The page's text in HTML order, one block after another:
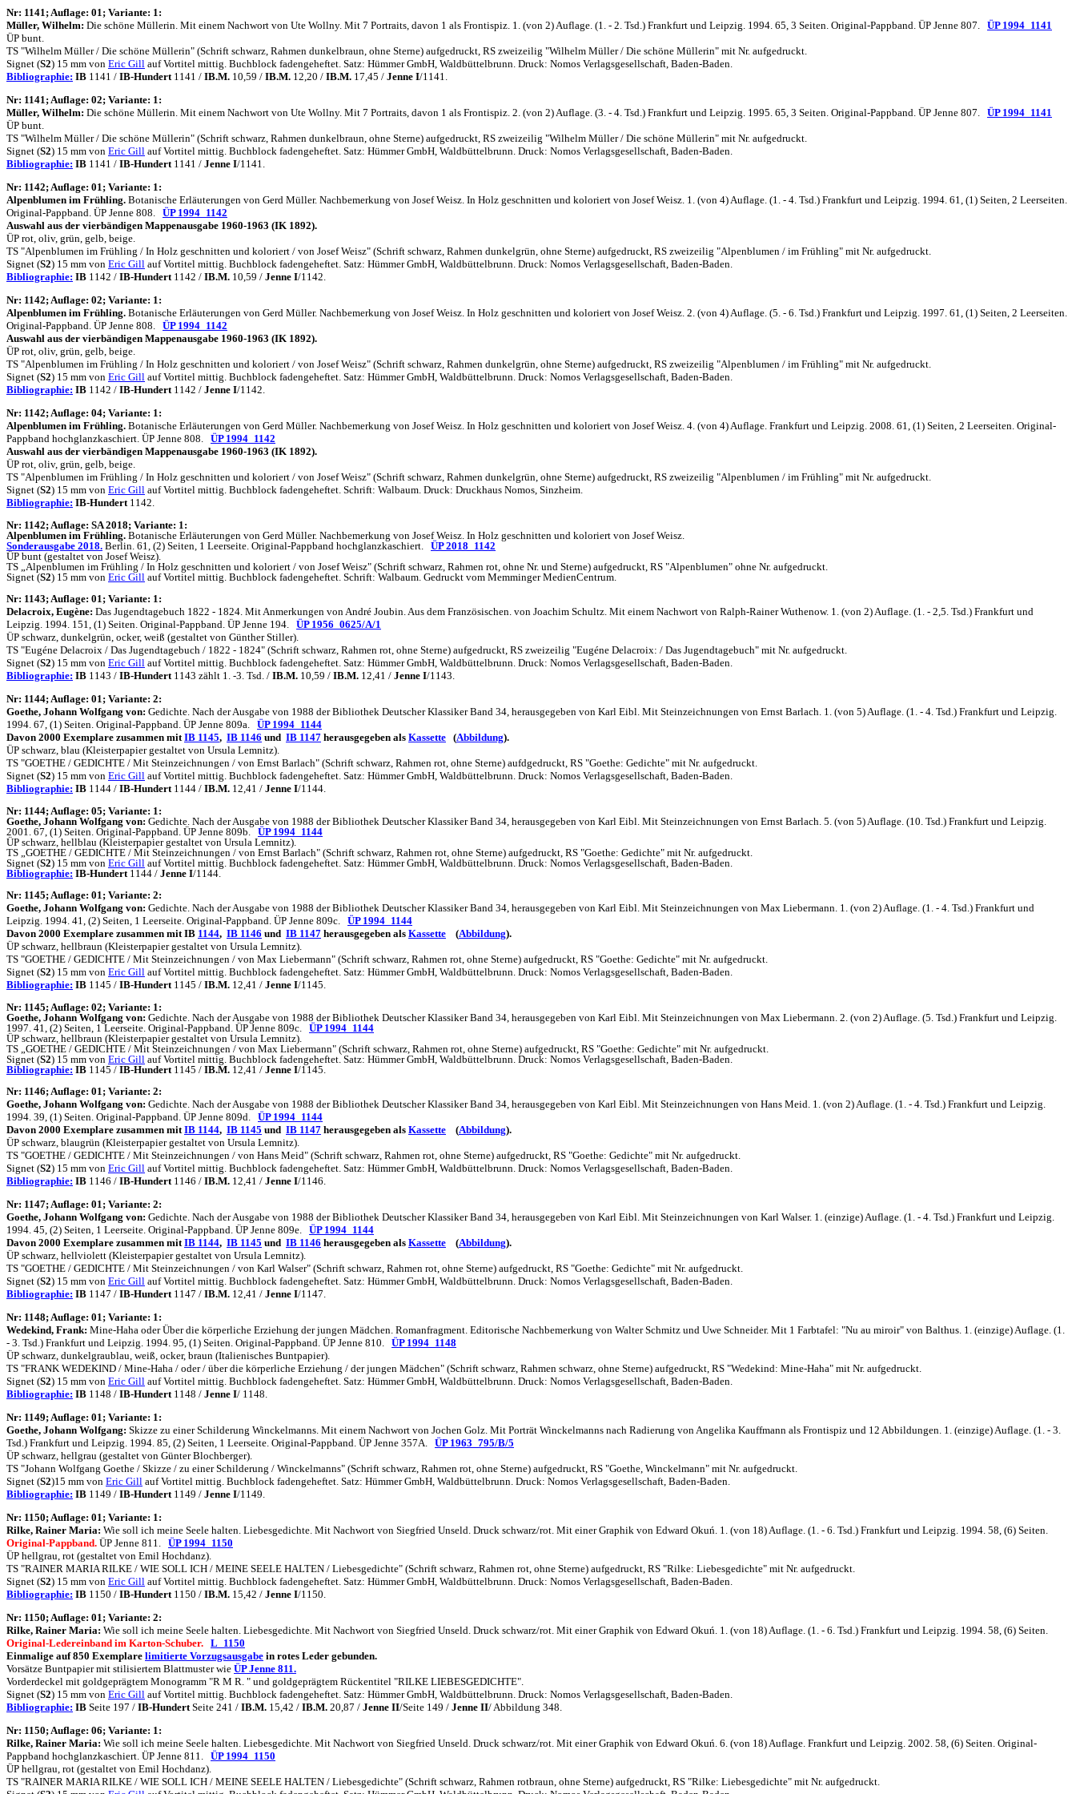
Nr: 1141; Auflage: 01; Variante: 1:
Müller, Wilhelm: Die schöne Müllerin. Mit einem Nachwort von Ute Wollny. Mit 7 Portraits, davon 1 als Frontispiz. 1. (von 2) Auflage. (1. - 2. Tsd.) Frankfurt und Leipzig. 1994. 65, 3 Seiten. Original-Pappband. ÜP Jenne 807. ÜP 1994_1141
ÜP bunt.
TS "Wilhelm Müller / Die schöne Müllerin" (Schrift schwarz, Rahmen dunkelbraun, ohne Sterne) aufgedruckt, RS zweizeilig "Wilhelm Müller / Die schöne Müllerin" mit Nr. aufgedruckt.
Signet (S2) 15 mm von Eric Gill auf Vortitel mittig. Buchblock fadengeheftet. Satz: Hümmer GmbH, Waldbüttelbrunn. Druck: Nomos Verlagsgesellschaft, Baden-Baden.
Bibliographie: IB 1141 / IB-Hundert1141 / IB.M. 10,59 / IB.M. 12,20 / IB.M. 17,45 / Jenne I/1141.
Nr: 1141; Auflage: 02; Variante: 1:
Müller, Wilhelm: Die schöne Müllerin. Mit einem Nachwort von Ute Wollny. Mit 7 Portraits, davon 1 als Frontispiz. 2. (von 2) Auflage. (3. - 4. Tsd.) Frankfurt und Leipzig. 1995. 65, 3 Seiten. Original-Pappband. ÜP Jenne 807. ÜP 1994_1141
ÜP bunt.
TS "Wilhelm Müller / Die schöne Müllerin" (Schrift schwarz, Rahmen dunkelbraun, ohne Sterne) aufgedruckt, RS zweizeilig "Wilhelm Müller / Die schöne Müllerin" mit Nr. aufgedruckt.
Signet (S2) 15 mm von Eric Gill auf Vortitel mittig. Buchblock fadengeheftet. Satz: Hümmer GmbH, Waldbüttelbrunn. Druck: Nomos Verlagsgesellschaft, Baden-Baden.
Bibliographie: IB 1141 / IB-Hundert1141 / Jenne I/1141.
Nr: 1142; Auflage: 01; Variante: 1:
Alpenblumen im Frühling. Botanische Erläuterungen von Gerd Müller. Nachbemerkung von Josef Weisz. In Holz geschnitten und koloriert von Josef Weisz. 1. (von 4) Auflage. (1. - 4. Tsd.) Frankfurt und Leipzig. 1994. 61, (1) Seiten, 2 Leerseiten.
Original-Pappband. ÜP Jenne 808. ÜP 1994_1142
Auswahl aus der vierbändigen Mappenausgabe 1960-1963 (IK 1892).
ÜP rot, oliv, grün, gelb, beige.
TS "Alpenblumen im Frühling / In Holz geschnitten und koloriert / von Josef Weisz" (Schrift schwarz, Rahmen dunkelgrün, ohne Sterne) aufgedruckt, RS zweizeilig "Alpenblumen / im Frühling" mit Nr. aufgedruckt.
Signet (S2) 15 mm von Eric Gill auf Vortitel mittig. Buchblock fadengeheftet. Satz: Hümmer GmbH, Waldbüttelbrunn. Druck: Nomos Verlagsgesellschaft, Baden-Baden.
Bibliographie: IB 1142 / IB-Hundert1142 / IB.M. 10,59 / Jenne I/1142.
Nr: 1142; Auflage: 02; Variante: 1:
Alpenblumen im Frühling. Botanische Erläuterungen von Gerd Müller. Nachbemerkung von Josef Weisz. In Holz geschnitten und koloriert von Josef Weisz. 2. (von 4) Auflage. (5. - 6. Tsd.) Frankfurt und Leipzig. 1997. 61, (1) Seiten, 2 Leerseiten.
Original-Pappband. ÜP Jenne 808. ÜP 1994_1142
Auswahl aus der vierbändigen Mappenausgabe 1960-1963 (IK 1892).
ÜP rot, oliv, grün, gelb, beige.
TS "Alpenblumen im Frühling / In Holz geschnitten und koloriert / von Josef Weisz" (Schrift schwarz, Rahmen dunkelgrün, ohne Sterne) aufgedruckt, RS zweizeilig "Alpenblumen / im Frühling" mit Nr. aufgedruckt.
Signet (S2) 15 mm von Eric Gill auf Vortitel mittig. Buchblock fadengeheftet. Satz: Hümmer GmbH, Waldbüttelbrunn. Druck: Nomos Verlagsgesellschaft, Baden-Baden.
Bibliographie: IB 1142 / IB-Hundert1142 / Jenne I/1142.
Nr: 1142; Auflage: 04; Variante: 1:
Alpenblumen im Frühling. Botanische Erläuterungen von Gerd Müller. Nachbemerkung von Josef Weisz. In Holz geschnitten und koloriert von Josef Weisz. 4. (von 4) Auflage. Frankfurt und Leipzig. 2008. 61, (1) Seiten, 2 Leerseiten. Original-
Pappband hochglanzkaschiert. ÜP Jenne 808. ÜP 1994_1142
Auswahl aus der vierbändigen Mappenausgabe 1960-1963 (IK 1892).
ÜP rot, oliv, grün, gelb, beige.
TS "Alpenblumen im Frühling / In Holz geschnitten und koloriert / von Josef Weisz" (Schrift schwarz, Rahmen dunkelgrün, ohne Sterne) aufgedruckt, RS zweizeilig "Alpenblumen / im Frühling" mit Nr. aufgedruckt.
Signet (S2) 15 mm von Eric Gill auf Vortitel mittig. Buchblock fadengeheftet. Schrift: Walbaum. Druck: Druckhaus Nomos, Sinzheim.
Bibliographie: IB-Hundert1142.
Nr: 1142; Auflage: SA 2018; Variante: 1:
Alpenblumen im Frühling. Botanische Erläuterungen von Gerd Müller. Nachbemerkung von Josef Weisz. In Holz geschnitten und koloriert von Josef Weisz.
Sonderausgabe 2018. Berlin. 61, (2) Seiten, 1 Leerseite. Original-Pappband hochglanzkaschiert. ÜP 2018_1142
ÜP bunt (gestaltet von Josef Weisz).
TS „Alpenblumen im Frühling / In Holz geschnitten und koloriert / von Josef Weisz" (Schrift schwarz, Rahmen rot, ohne Nr. und Sterne) aufgedruckt, RS "Alpenblumen" ohne Nr. aufgedruckt.
Signet (S2) 15 mm von Eric Gill auf Vortitel mittig. Buchblock fadengeheftet. Schrift: Walbaum. Gedruckt vom Memminger MedienCentrum.
Nr: 1143; Auflage: 01; Variante: 1:
Delacroix, Eugène: Das Jugendtagebuch 1822 - 1824. Mit Anmerkungen von André Joubin. Aus dem Französischen. von Joachim Schultz. Mit einem Nachwort von Ralph-Rainer Wuthenow. 1. (von 2) Auflage. (1. - 2,5. Tsd.) Frankfurt und
Leipzig. 1994. 151, (1) Seiten. Original-Pappband. ÜP Jenne 194. ÜP 1956_0625/A/1
ÜP schwarz, dunkelgrün, ocker, weiß (gestaltet von Günther Stiller).
TS "Eugéne Delacroix / Das Jugendtagebuch / 1822 - 1824" (Schrift schwarz, Rahmen rot, ohne Sterne) aufgedruckt, RS zweizeilig "Eugéne Delacroix: / Das Jugendtagebuch" mit Nr. aufgedruckt.
Signet (S2) 15 mm von Eric Gill auf Vortitel mittig. Buchblock fadengeheftet. Satz: Hümmer GmbH, Waldbüttelbrunn. Druck: Nomos Verlagsgesellschaft, Baden-Baden.
Bibliographie: IB 1143 / IB-Hundert1143 zählt 1. -3. Tsd. / IB.M. 10,59 / IB.M. 12,41 / Jenne I/1143.
Nr: 1144; Auflage: 01; Variante: 2:
Goethe, Johann Wolfgang von: Gedichte. Nach der Ausgabe von 1988 der Bibliothek Deutscher Klassiker Band 34, herausgegeben von Karl Eibl. Mit Steinzeichnungen von Ernst Barlach. 1. (von 5) Auflage. (1. - 4. Tsd.) Frankfurt und Leipzig.
1994. 67, (1) Seiten. Original-Pappband. ÜP Jenne 809a. ÜP 1994_1144
Davon 2000 Exemplare zusammen mitIB 1145, IB 1146 und IB 1147 herausgegeben als Kassette (Abbildung).
ÜP schwarz, blau (Kleisterpapier gestaltet von Ursula Lemnitz).
TS "GOETHE / GEDICHTE / Mit Steinzeichnungen / von Ernst Barlach" (Schrift schwarz, Rahmen rot, ohne Sterne) aufdgedruckt, RS "Goethe: Gedichte" mit Nr. aufgedruckt.
Signet (S2) 15 mm von Eric Gill auf Vortitel mittig. Buchblock fadengeheftet. Satz: Hümmer GmbH, Waldbüttelbrunn. Druck: Nomos Verlagsgesellschaft, Baden-Baden.
Bibliographie: IB 1144 / IB-Hundert1144 / IB.M. 12,41 / Jenne I/1144.
Nr: 1144; Auflage: 05; Variante: 1:
Goethe, Johann Wolfgang von: Gedichte. Nach der Ausgabe von 1988 der Bibliothek Deutscher Klassiker Band 34, herausgegeben von Karl Eibl. Mit Steinzeichnungen von Ernst Barlach. 5. (von 5) Auflage. (10. Tsd.) Frankfurt und Leipzig.
2001. 67, (1) Seiten. Original-Pappband. ÜP Jenne 809b. ÜP 1994_1144
ÜP schwarz, hellblau (Kleisterpapier gestaltet von Ursula Lemnitz).
TS „GOETHE / GEDICHTE / Mit Steinzeichnungen / von Ernst Barlach" (Schrift schwarz, Rahmen rot, ohne Sterne) aufgedruckt, RS "Goethe: Gedichte" mit Nr. aufgedruckt.
Signet (S2) 15 mm von Eric Gill auf Vortitel mittig. Buchblock fadengeheftet. Satz: Hümmer GmbH, Waldbüttelbrunn. Druck: Nomos Verlagsgesellschaft, Baden-Baden.
Bibliographie: IB-Hundert1144 / Jenne I/1144.
Nr: 1145; Auflage: 01; Variante: 2:
Goethe, Johann Wolfgang von: Gedichte. Nach der Ausgabe von 1988 der Bibliothek Deutscher Klassiker Band 34, herausgegeben von Karl Eibl. Mit Steinzeichnungen von Max Liebermann. 1. (von 2) Auflage. (1. - 4. Tsd.) Frankfurt und
Leipzig. 1994. 41, (2) Seiten, 1 Leerseite. Original-Pappband. ÜP Jenne 809c. ÜP 1994_1144
Davon 2000 Exemplare zusammen mit IB 1144, IB 1146 und IB 1147 herausgegeben als Kassette (Abbildung).
ÜP schwarz, hellbraun (Kleisterpapier gestaltet von Ursula Lemnitz).
TS "GOETHE / GEDICHTE / Mit Steinzeichnungen / von Max Liebermann" (Schrift schwarz, Rahmen rot, ohne Sterne) aufgedruckt, RS "Goethe: Gedichte" mit Nr. aufgedruckt.
Signet (S2) 15 mm von Eric Gill auf Vortitel mittig. Buchblock fadengeheftet. Satz: Hümmer GmbH, Waldbüttelbrunn. Druck: Nomos Verlagsgesellschaft, Baden-Baden.
Bibliographie: IB 1145 / IB-Hundert1145 / IB.M. 12,41 / Jenne I/1145.
Nr: 1145; Auflage: 02; Variante: 1:
Goethe, Johann Wolfgang von: Gedichte. Nach der Ausgabe von 1988 der Bibliothek Deutscher Klassiker Band 34, herausgegeben von Karl Eibl. Mit Steinzeichnungen von Max Liebermann. 2. (von 2) Auflage. (5. Tsd.) Frankfurt und Leipzig.
1997. 41, (2) Seiten, 1 Leerseite. Original-Pappband. ÜP Jenne 809c. ÜP 1994_1144
ÜP schwarz, hellbraun (Kleisterpapiergestaltet von Ursula Lemnitz).
TS „GOETHE / GEDICHTE / Mit Steinzeichnungen / von Max Liebermann" (Schrift schwarz, Rahmen rot, ohne Sterne) aufgedruckt, RS "Goethe: Gedichte" mit Nr. aufgedruckt.
Signet (S2) 15 mm von Eric Gill auf Vortitel mittig. Buchblock fadengeheftet. Satz: Hümmer GmbH, Waldbüttelbrunn. Druck: Nomos Verlagsgesellschaft, Baden-Baden.
Bibliographie: IB 1145 / IB-Hundert1145 / IB.M. 12,41 / Jenne I/1145.
Nr: 1146; Auflage: 01; Variante: 2:
Goethe, Johann Wolfgang von: Gedichte. Nach der Ausgabe von 1988 der Bibliothek Deutscher Klassiker Band 34, herausgegeben von Karl Eibl. Mit Steinzeichnungen von Hans Meid. 1. (von 2) Auflage. (1. - 4. Tsd.) Frankfurt und Leipzig.
1994. 39, (1) Seiten. Original-Pappband. ÜP Jenne 809d. ÜP 1994_1144
Davon 2000 Exemplare zusammen mitIB 1144, IB 1145 und IB 1147 herausgegeben als Kassette (Abbildung).
ÜP schwarz, blaugrün (Kleisterpapier gestaltet von Ursula Lemnitz).
TS "GOETHE / GEDICHTE / Mit Steinzeichnungen / von Hans Meid" (Schrift schwarz, Rahmen rot, ohne Sterne) aufgedruckt, RS "Goethe: Gedichte" mit Nr. aufgedruckt.
Signet (S2) 15 mm von Eric Gill auf Vortitel mittig. Buchblock fadengeheftet. Satz: Hümmer GmbH, Waldbüttelbrunn. Druck: Nomos Verlagsgesellschaft, Baden-Baden.
Bibliographie: IB 1146 / IB-Hundert1146 / IB.M. 12,41 / Jenne I/1146.
Nr: 1147; Auflage: 01; Variante: 2:
Goethe, Johann Wolfgang von: Gedichte. Nach der Ausgabe von 1988 der Bibliothek Deutscher Klassiker Band 34, herausgegeben von Karl Eibl. Mit Steinzeichnungen von Karl Walser. 1. (einzige) Auflage. (1. - 4. Tsd.) Frankfurt und Leipzig.
1994. 45, (2) Seiten, 1 Leerseite. Original-Pappband. ÜP Jenne 809e. ÜP 1994_1144
Davon 2000 Exemplare zusammen mitIB 1144, IB 1145 und IB 1146 herausgegeben als Kassette (Abbildung).
ÜP schwarz, hellviolett (Kleisterpapier gestaltet von Ursula Lemnitz).
TS "GOETHE / GEDICHTE / Mit Steinzeichnungen / von Karl Walser" (Schrift schwarz, Rahmen rot, ohne Sterne) aufgedruckt, RS "Goethe: Gedichte" mit Nr. aufgedruckt.
Signet (S2) 15 mm von Eric Gill auf Vortitel mittig. Buchblock fadengeheftet. Satz: Hümmer GmbH, Waldbüttelbrunn. Druck: Nomos Verlagsgesellschaft, Baden-Baden.
Bibliographie: IB 1147 / IB-Hundert1147 / IB.M. 12,41 / Jenne I/1147.
Nr: 1148; Auflage: 01; Variante: 1:
Wedekind, Frank: Mine-Haha oder Über die körperliche Erziehung der jungen Mädchen. Romanfragment. Editorische Nachbemerkung von Walter Schmitz und Uwe Schneider. Mit 1 Farbtafel: "Nu au miroir" von Balthus. 1. (einzige) Auflage. (1.
- 3. Tsd.) Frankfurt und Leipzig. 1994. 95, (1) Seiten. Original-Pappband. ÜP Jenne 810. ÜP 1994_1148
ÜP schwarz, dunkelgraublau, weiß, ocker, braun (Italienisches Buntpapier).
TS "FRANK WEDEKIND / Mine-Haha / oder / über die körperliche Erziehung / der jungen Mädchen" (Schrift schwarz, Rahmen schwarz, ohne Sterne) aufgedruckt, RS "Wedekind: Mine-Haha" mit Nr. aufgedruckt.
Signet (S2) 15 mm von Eric Gill auf Vortitel mittig. Buchblock fadengeheftet. Satz: Hümmer GmbH, Waldbüttelbrunn. Druck: Nomos Verlagsgesellschaft, Baden-Baden.
Bibliographie: IB 1148 / IB-Hundert1148 / Jenne I/ 1148.
Nr: 1149; Auflage: 01; Variante: 1:
Goethe, Johann Wolfgang: Skizze zu einer Schilderung Winckelmanns. Mit einem Nachwort von Jochen Golz. Mit Porträt Winckelmanns nach Radierung von Angelika Kauffmann als Frontispiz und 12 Abbildungen. 1. (einzige) Auflage. (1. - 3.
Tsd.) Frankfurt und Leipzig. 1994. 85, (2) Seiten, 1 Leerseite. Original-Pappband. ÜP Jenne 357A. ÜP 1963_795/B/5
ÜP schwarz, hellgrau (gestaltet von Günter Blochberger).
TS "Johann Wolfgang Goethe / Skizze / zu einer Schilderung / Winckelmanns" (Schrift schwarz, Rahmen rot, ohne Sterne) aufgedruckt, RS "Goethe, Winckelmann" mit Nr. aufgedruckt.
Signet (S2)15 mm von Eric Gill auf Vortitel mittig. Buchblock fadengeheftet. Satz: Hümmer GmbH, Waldbüttelbrunn. Druck: Nomos Verlagsgesellschaft, Baden-Baden.
Bibliographie: IB 1149 / IB-Hundert1149 / Jenne I/1149.
Nr: 1150; Auflage: 01; Variante: 1:
Rilke, Rainer Maria: Wie soll ich meine Seele halten. Liebesgedichte. Mit Nachwort von Siegfried Unseld. Druck schwarz/rot. Mit einer Graphik von Edward Okuń. 1. (von 18) Auflage. (1. - 6. Tsd.) Frankfurt und Leipzig. 1994. 58, (6) Seiten.
Original-Pappband. ÜP Jenne 811. ÜP 1994_1150
ÜP hellgrau, rot (gestaltet von Emil Hochdanz).
TS "RAINER MARIA RILKE / WIE SOLL ICH / MEINE SEELE HALTEN / Liebesgedichte" (Schrift schwarz, Rahmen rot, ohne Sterne) aufgedruckt, RS "Rilke: Liebesgedichte" mit Nr. aufgedruckt.
Signet (S2) 15 mm von Eric Gill auf Vortitel mittig. Buchblock fadengeheftet. Satz: Hümmer GmbH, Waldbüttelbrunn. Druck: Nomos Verlagsgesellschaft, Baden-Baden.
Bibliographie: IB 1150 / IB-Hundert1150 / IB.M. 15,42 / Jenne I/1150.
Nr: 1150; Auflage: 01; Variante: 2:
Rilke, Rainer Maria: Wie soll ich meine Seele halten. Liebesgedichte. Mit Nachwort von Siegfried Unseld. Druck schwarz/rot. Mit einer Graphik von Edward Okuń. 1. (von 18) Auflage. (1. - 6. Tsd.) Frankfurt und Leipzig. 1994. 58, (6) Seiten.
Original-Ledereinband im Karton-Schuber. L_1150
Einmalige auf 850 Exemplare limitierte Vorzugsausgabe in rotes Leder gebunden.
Vorsätze Buntpapier mit stilisiertem Blattmuster wie ÜP Jenne 811.
Vorderdeckel mit goldgeprägtem Monogramm "R M R. " und goldgeprägtem Rückentitel "RILKE LIEBESGEDICHTE".
Signet (S2) 15 mm von Eric Gill auf Vortitel mittig. Buchblock fadengeheftet. Satz: Hümmer GmbH, Waldbüttelbrunn. Druck: Nomos Verlagsgesellschaft, Baden-Baden.
Bibliographie: IB Seite 197 / IB-HundertSeite 241 / IB.M. 15,42 / IB.M. 20,87 / Jenne II/Seite 149 / Jenne II/ Abbildung 348.
Nr: 1150; Auflage: 06; Variante: 1:
Rilke, Rainer Maria: Wie soll ich meine Seele halten. Liebesgedichte. Mit Nachwort von Siegfried Unseld. Druck schwarz/rot. Mit einer Graphik von Edward Okuń. 6. (von 18) Auflage. Frankfurt und Leipzig. 2002. 58, (6) Seiten. Original-
Pappband hochglanzkaschiert. ÜP Jenne 811. ÜP 1994_1150
ÜP hellgrau, rot (gestaltet von Emil Hochdanz).
TS "RAINER MARIA RILKE / WIE SOLL ICH / MEINE SEELE HALTEN / Liebesgedichte" (Schrift schwarz, Rahmen rotbraun, ohne Sterne) aufgedruckt, RS "Rilke: Liebesgedichte" mit Nr. aufgedruckt.